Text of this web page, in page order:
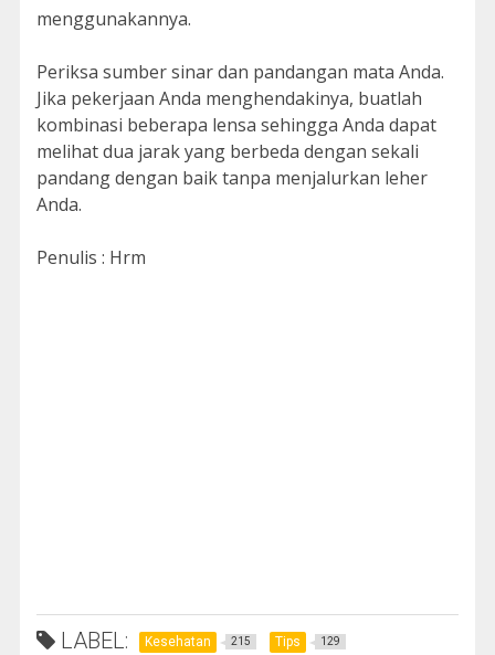
menggunakannya.
Periksa sumber sinar dan pandangan mata Anda.
Jika pekerjaan Anda menghendakinya, buatlah
kombinasi beberapa lensa sehingga Anda dapat
melihat dua jarak yang berbeda dengan sekali
pandang dengan baik tanpa menjalurkan leher
Anda.
Penulis : Hrm
LABEL: Kesehatan 215 Tips 129